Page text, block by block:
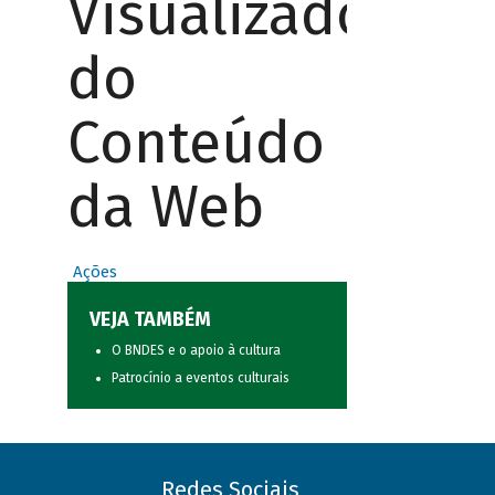
Visualizador
do
Conteúdo
da Web
Ações
VEJA TAMBÉM
O BNDES e o apoio à cultura
Patrocínio a eventos culturais
Redes Sociais